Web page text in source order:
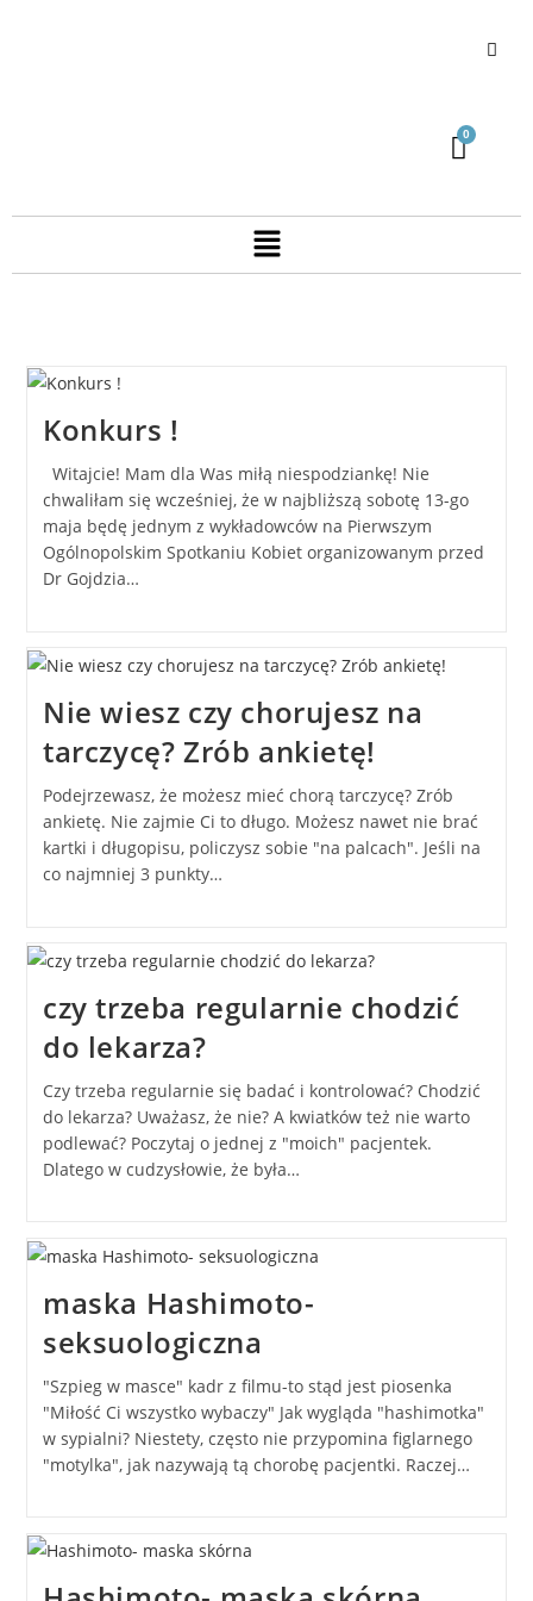
Konkurs !
Witajcie! Mam dla Was miłą niespodziankę! Nie
chwaliłam się wcześniej, że w najbliższą sobotę 13-go
maja będę jednym z wykładowców na Pierwszym
Ogólnopolskim Spotkaniu Kobiet organizowanym przed
Dr Gojdzia…
Nie wiesz czy chorujesz na
tarczycę? Zrób ankietę!
Podejrzewasz, że możesz mieć chorą tarczycę? Zrób
ankietę. Nie zajmie Ci to długo. Możesz nawet nie brać
kartki i długopisu, policzysz sobie "na palcach". Jeśli na
co najmniej 3 punkty…
czy trzeba regularnie chodzić
do lekarza?
Czy trzeba regularnie się badać i kontrolować? Chodzić
do lekarza? Uważasz, że nie? A kwiatków też nie warto
podlewać? Poczytaj o jednej z "moich" pacjentek.
Dlatego w cudzysłowie, że była…
maska Hashimoto-
seksuologiczna
"Szpieg w masce" kadr z filmu-to stąd jest piosenka
"Miłość Ci wszystko wybaczy" Jak wygląda "hashimotka"
w sypialni? Niestety, często nie przypomina figlarnego
"motylka", jak nazywają tą chorobę pacjentki. Raczej…